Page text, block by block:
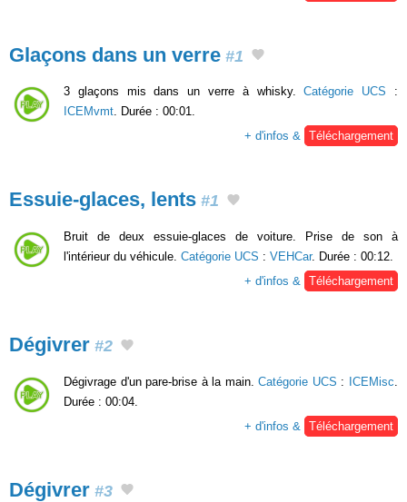
Glaçons dans un verre #1
3 glaçons mis dans un verre à whisky.Catégorie UCS :
ICEMvmt. Durée : 00:01.
+ d'infos & Téléchargement
Essuie-glaces, lents #1
Bruit de deux essuie-glaces de voiture. Prise de son à
l'intérieur du véhicule. Catégorie UCS : VEHCar. Durée : 00:12.
+ d'infos &
Téléchargement
Dégivrer #2
Dégivrage d'un pare-brise à la main.Catégorie UCS : ICEMisc
Durée : 00:04.
+ d'infos &
Téléchargement
Dégivrer #3